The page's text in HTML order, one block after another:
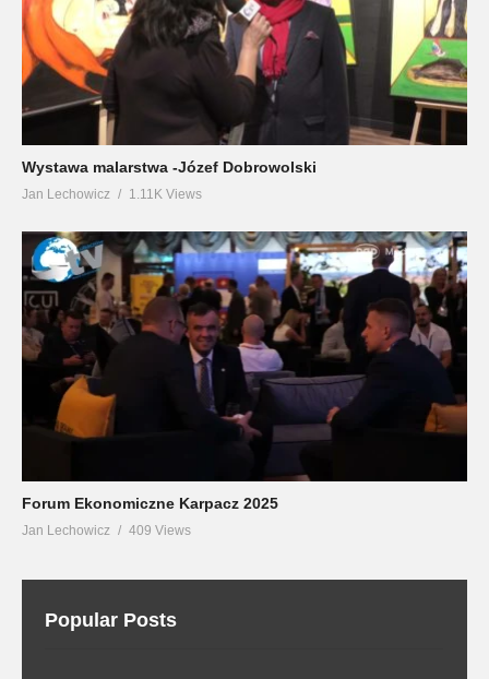
Wystawa malarstwa -Józef Dobrowolski
Jan Lechowicz 1.11K Views
Forum Ekonomiczne Karpacz 2025
Jan Lechowicz 409 Views
Popular Posts